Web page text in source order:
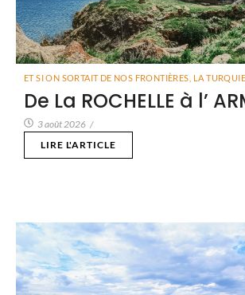
ET SI ON SORTAIT DE NOS FRONTIÈRES LA
De La ROCHELLE à l’
3 août 2026 /
LIRE L'ARTICLE